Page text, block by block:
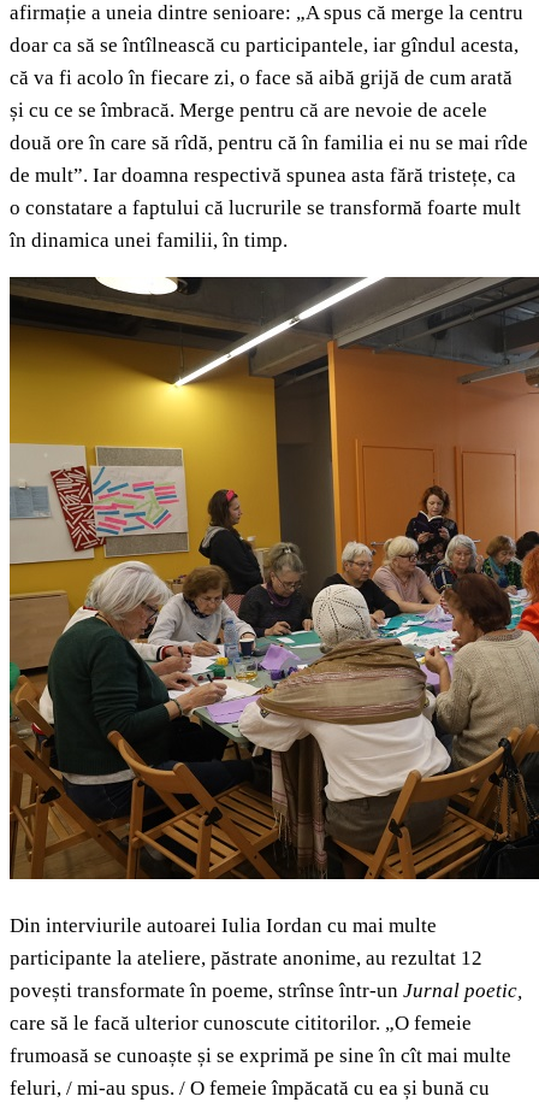
afirmație a uneia dintre senioare: „A spus că merge la centru
doar ca să se întîlnească cu participantele, iar gîndul acesta,
că va fi acolo în fiecare zi, o face să aibă grijă de cum arată
și cu ce se îmbracă. Merge pentru că are nevoie de acele
două ore în care să rîdă, pentru că în familia ei nu se mai rîde
de mult”. Iar doamna respectivă spunea asta fără tristețe, ca
o constatare a faptului că lucrurile se transformă foarte mult
în dinamica unei familii, în timp.
Din interviurile autoarei Iulia Iordan cu mai multe
participante la ateliere, păstrate anonime, au rezultat 12
povești transformate în poeme, strînse într-un Jurnal poetic,
care să le facă ulterior cunoscute cititorilor. „O femeie
frumoasă se cunoaște și se exprimă pe sine în cît mai multe
feluri, / mi-au spus. / O femeie împăcată cu ea și bună cu